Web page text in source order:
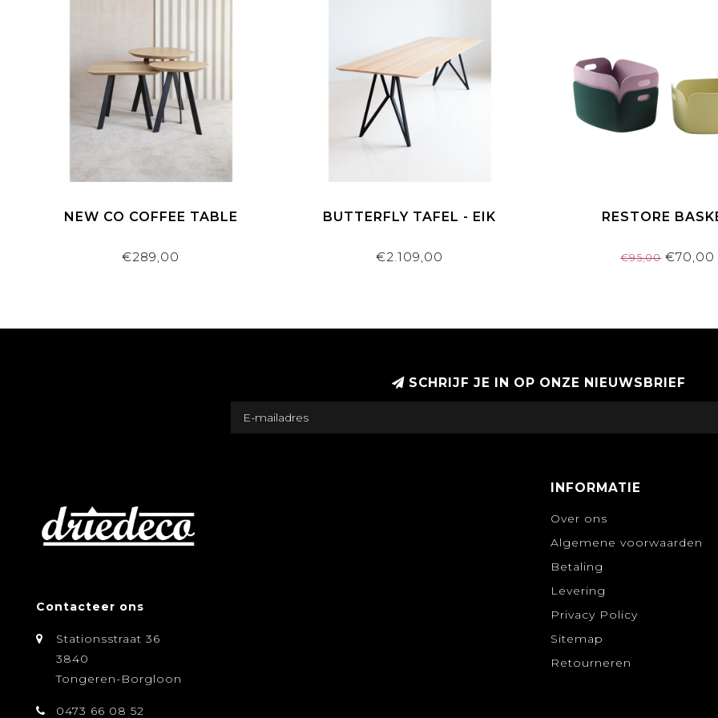
NEW CO COFFEE TABLE
€289,00
BUTTERFLY TAFEL - EIK
€2.109,00
RESTORE
€95,00€70,00
SCHRIJF JE IN OP ONZE NIEUWSBRIEF
Contacteer ons
Stationsstraat 36
3840
Tongeren-Borgloon
0473 66 08 52
INFORMATIE
Over ons
Algemene voorwaarden
Betaling
Levering
Privacy Policy
Sitemap
Retourneren